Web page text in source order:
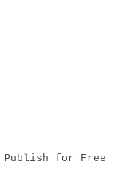
Publish for Free